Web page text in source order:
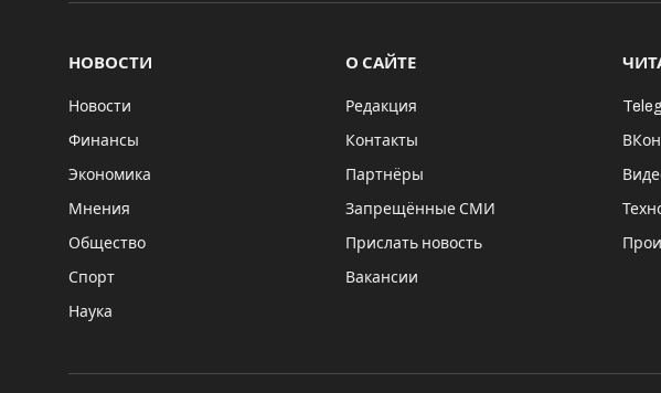
НОВОСТИ
Новости
Финансы
Экономика
Мнения
Общество
Спорт
Наука
О САЙТЕ
Редакция
Контакты
Партнёры
Запрещённые СМИ
Прислать новость
Вакансии